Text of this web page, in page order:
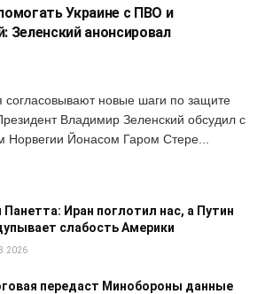
Украине с ПВО и
Зеленский анонсировал
согласовывают новые шаги по защите
Владимир Зеленский обсудил с
Норвегии Йонасом Гаром Стере...
Панетта: Иран поглотил нас, а Путин
слабость Америки
передаст Минобороны данные